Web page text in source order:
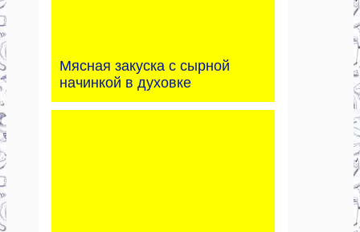
Мясная закуска с сырной
начинкой в духовке